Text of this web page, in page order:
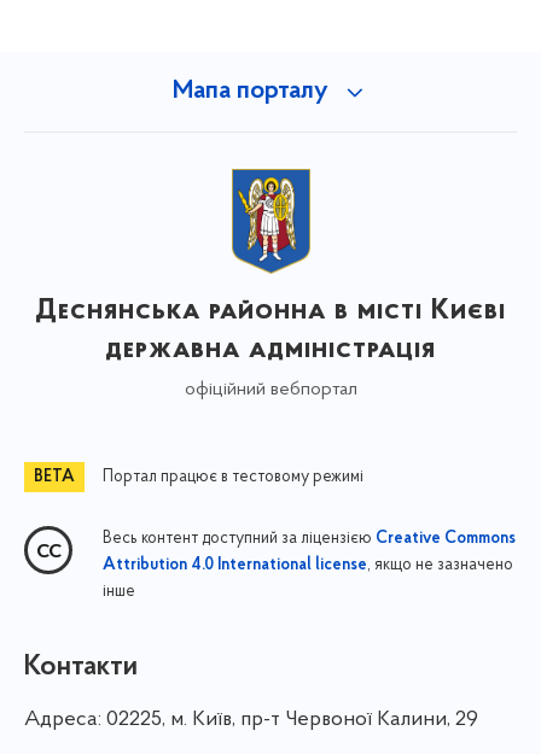
Мапа порталу
Деснянська районна в місті Києві
державна адміністрація
офіційний вебпортал
Портал працює в тестовому режимі
Весь контент доступний за ліцензією Creative Commons
Attribution 4.0 International license, якщо не зазначено
інше
Контакти
Адреса: 02225, м. Київ, пр-т Червоної Калини, 29